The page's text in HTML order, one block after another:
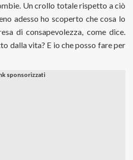
Un crollo totale rispetto a ciò
adesso ho scoperto che cosa lo
di consapevolezza, come dice.
dalla vita? E io che posso fare per